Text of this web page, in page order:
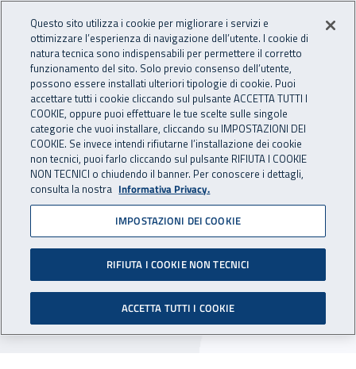
INAIL - Istituto Nazionale
Apri cerca
Navigazione principale
Navigazione - Ti trovi in:
Home Inail comunica Avvisi
Dr Liguria: chiusura uffici
per festività del Santo
patrono
Nella giornata del 24 giugno 2025 restano
chiusi gli uffici della Dr Liguria, dell'Uot di
Genova e della sede di Genova.
Questo sito utilizza i cookie per migliorare i servizi e
ottimizzare l’esperienza di navigazione dell’utente. I cookie di
natura tecnica sono indispensabili per permettere il corretto
funzionamento del sito. Solo previo consenso dell’utente,
possono essere installati ulteriori tipologie di cookie. Puoi
accettare tutti i cookie cliccando sul pulsante ACCETTA TUTTI I
COOKIE, oppure puoi effettuare le tue scelte sulle singole
categorie che vuoi installare, cliccando su IMPOSTAZIONI DEI
COOKIE. Se invece intendi rifiutarne l’installazione dei cookie
non tecnici, puoi farlo cliccando sul pulsante RIFIUTA I COOKIE
NON TECNICI o chiudendo il banner. Per conoscere i dettagli,
consulta la nostra Informativa Privacy.
IMPOSTAZIONI DEI COOKIE
RIFIUTA I COOKIE NON TECNICI
ACCETTA TUTTI I COOKIE